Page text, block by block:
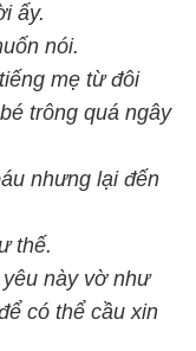
ấy.
nói.
mẹ từ đôi
trông quá ngây
nhưng lại đến
thế.
này vờ như
có thể cầu xin